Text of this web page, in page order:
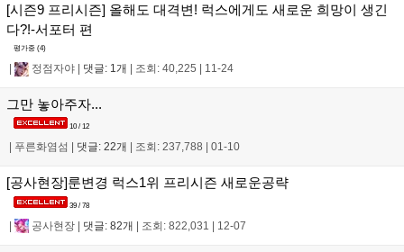
[시즌9 프리시즌] 올해도 대격변! 럭스에게도 새로운 희망이 생긴
다?!-서포터 편
평가중 (4)
정점자야 댓글: 1개 조회: 40,225 11-24
그만 놓아주자...
10 / 12
푸른화염섬 댓글: 22개 조회: 237,788 01-10
[공사현장]룬변경 럭스1위 프리시즌 새로운공략
39 / 78
| 공사현장 | 댓글: 82개 | 조회: 822,031 | 12-07